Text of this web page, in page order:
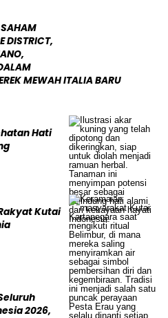
DISTRICT,
MEWAH ITALIA BARU
Hati
Kutai
2026,